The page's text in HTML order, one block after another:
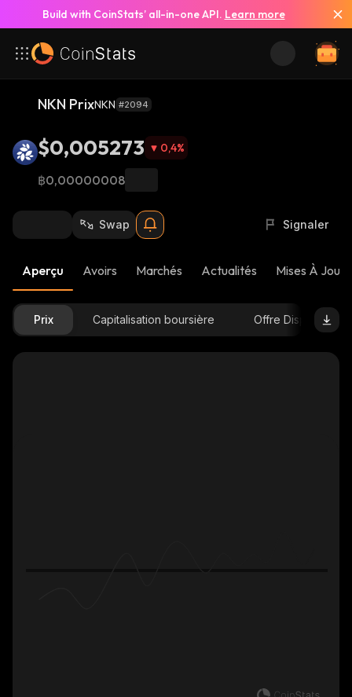
Build with CoinStats’ all-in-one API. Learn more
NKN PrixNKN #2094
$0,005273 0,4%
฿0,00000008
Swap Signaler
Aperçu Avoirs Marchés Actualités Mises À Jour
Prix Capitalisation boursière Offre Disponible